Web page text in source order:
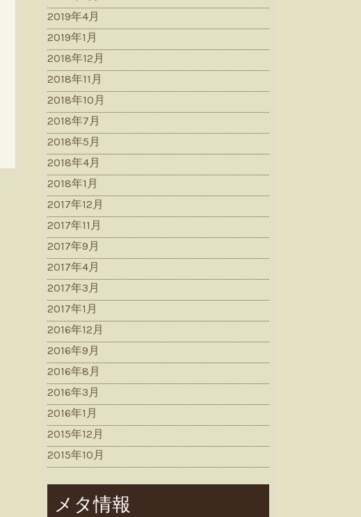
2019年4月
2019年1月
2018年12月
2018年11月
2018年10月
2018年7月
2018年5月
2018年4月
2018年1月
2017年12月
2017年11月
2017年9月
2017年4月
2017年3月
2017年1月
2016年12月
2016年9月
2016年8月
2016年3月
2016年1月
2015年12月
2015年10月
メタ情報